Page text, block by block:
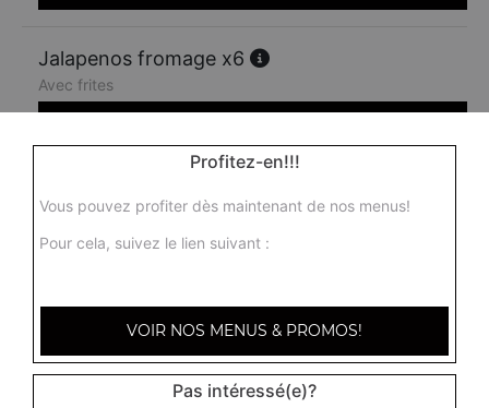
Jalapenos fromage x6
Avec frites
Avec frites
10.50€
Sticks mozzarella x6
8.50€
Profitez-en!!!
Vous pouvez profiter dès maintenant de nos menus!
Pour cela, suivez le lien suivant :
VOIR NOS MENUS & PROMOS!
Pas intéressé(e)?